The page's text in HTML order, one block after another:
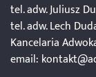
tel. adw. Juliusz
tel. adw. Lech
Kancelaria
email: